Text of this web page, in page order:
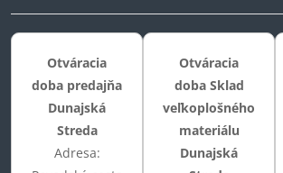
Otváracia
doba predajňa
Dunajská
Streda
Adresa:
Otváracia
doba Sklad
veľkoplošného
materiálu
Dunajská